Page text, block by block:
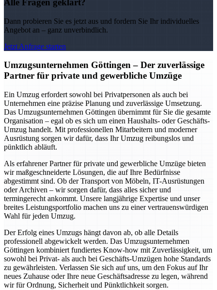
Alle Fragen geklärt?
Dann probieren Sie es jetzt aus und fordern Sie Ihr individuelles
Angebot an – ganz unverbindlich.
Jetzt Anfrage starten
Umzugsunternehmen Göttingen – Der zuverlässige
Partner für private und gewerbliche Umzüge
Ein Umzug erfordert sowohl bei Privatpersonen als auch bei
Unternehmen eine präzise Planung und zuverlässige Umsetzung.
Das Umzugsunternehmen Göttingen übernimmt für Sie die gesamte
Organisation – egal ob es sich um einen Haushalts- oder Geschäfts-
Umzug handelt. Mit professionellen Mitarbeitern und moderner
Ausrüstung sorgen wir dafür, dass Ihr Umzug reibungslos und
pünktlich abläuft.
Als erfahrener Partner für private und gewerbliche Umzüge bieten
wir maßgeschneiderte Lösungen, die auf Ihre Bedürfnisse
abgestimmt sind. Ob der Transport von Möbeln, IT-Ausrüstungen
oder Archiven – wir sorgen dafür, dass alles sicher und
termingerecht ankommt. Unsere langjährige Expertise und unser
breites Leistungsportfolio machen uns zu einer vertrauenswürdigen
Wahl für jeden Umzug.
Der Erfolg eines Umzugs hängt davon ab, ob alle Details
professionell abgewickelt werden. Das Umzugsunternehmen
Göttingen kombiniert fundiertes Know-how mit Zuverlässigkeit, um
sowohl bei Privat- als auch bei Geschäfts-Umzügen hohe Standards
zu gewährleisten. Verlassen Sie sich auf uns, um den Fokus auf Ihr
neues Zuhause oder Ihre neue Geschäftsadresse zu legen, während
wir für Ordnung, Sicherheit und Pünktlichkeit sorgen.